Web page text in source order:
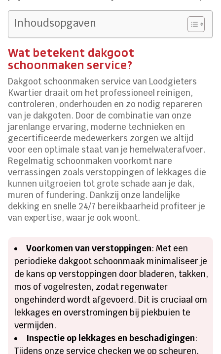
Inhoudsopgaven
Wat betekent dakgoot
schoonmaken service?
Dakgoot schoonmaken service van Loodgieters
Kwartier draait om het professioneel reinigen,
controleren, onderhouden en zo nodig repareren
van je dakgoten. Door de combinatie van onze
jarenlange ervaring, moderne technieken en
gecertificeerde medewerkers zorgen we altijd
voor een optimale staat van je hemelwaterafvoer.
Regelmatig schoonmaken voorkomt nare
verrassingen zoals verstoppingen of lekkages die
kunnen uitgroeien tot grote schade aan je dak,
muren of fundering. Dankzij onze landelijke
dekking en snelle 24/7 bereikbaarheid profiteer je
van expertise, waar je ook woont.
Voorkomen van verstoppingen: Met een
periodieke dakgoot schoonmaak minimaliseer je
de kans op verstoppingen door bladeren, takken,
mos of vogelresten, zodat regenwater
ongehinderd wordt afgevoerd. Dit is cruciaal om
lekkages en overstromingen bij piekbuien te
vermijden.
Inspectie op lekkages en beschadigingen:
Tijdens onze service checken we op scheuren,